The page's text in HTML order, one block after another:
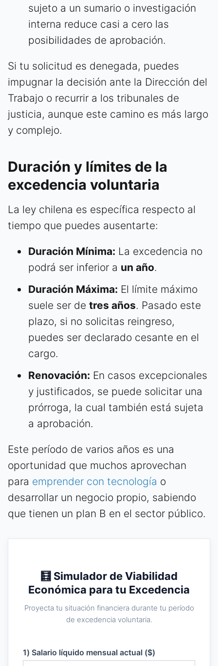
sujeto a un sumario o investigación
interna reduce casi a cero las
posibilidades de aprobación.
Si tu solicitud es denegada, puedes
impugnar la decisión ante la Dirección del
Trabajo o recurrir a los tribunales de
justicia, aunque este camino es más largo
y complejo.
Duración y límites de la
excedencia voluntaria
La ley chilena es específica respecto al
tiempo que puedes ausentarte:
Duración Mínima: La excedencia no
podrá ser inferior a un año.
Duración Máxima: El límite máximo
suele ser de tres años. Pasado este
plazo, si no solicitas reingreso,
puedes ser declarado cesante en el
cargo.
Renovación: En casos excepcionales
y justificados, se puede solicitar una
prórroga, la cual también está sujeta
a aprobación.
Este período de varios años es una
oportunidad que muchos aprovechan
para emprender con tecnología o
desarrollar un negocio propio, sabiendo
que tienen un plan B en el sector público.
🧮 Simulador de Viabilidad
Económica para tu Excedencia
Proyecta tu situación financiera durante tu período
de excedencia voluntaria.
1) Salario líquido mensual actual ($)